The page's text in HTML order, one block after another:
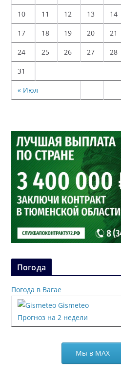
« Июл
10 11 12 13 14
17 18 19 20 21
24 25 26 27 28
31
Погода
Погода в Вагае
Gismeteo
Прогноз на 2 недели
Мы в МАХ